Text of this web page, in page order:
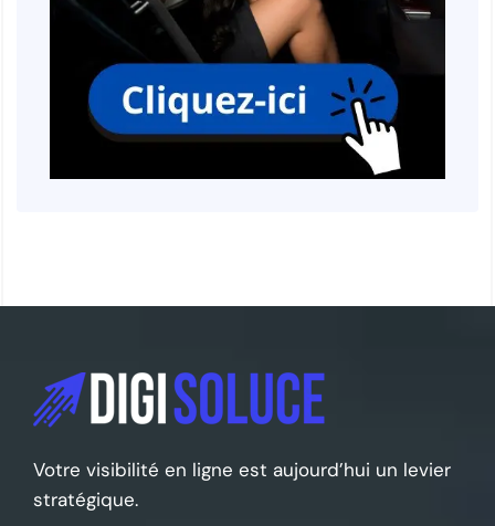
Votre visibilité en ligne est aujourd’hui un levier
stratégique.